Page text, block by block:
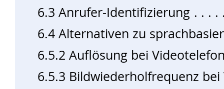
6.3 Anrufer-Identifizierung
6.4 Alternativen zu
6.5.2 Auflösung bei
6.5.3 Bildwiederholfrequenz